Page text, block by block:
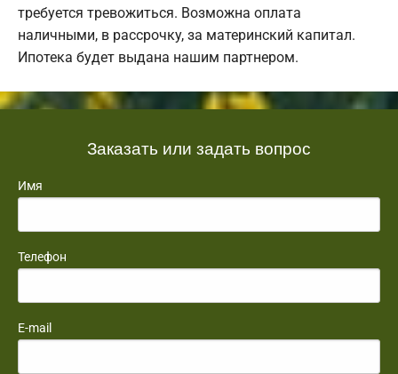
требуется тревожиться. Возможна оплата
наличными, в рассрочку, за материнский капитал.
Ипотека будет выдана нашим партнером.
Заказать или задать вопрос
Имя
Телефон
E-mail